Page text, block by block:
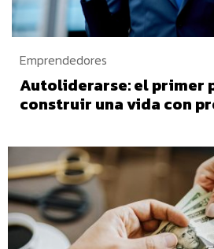
Emprendedores
Autoliderarse: el primer
construir una vida con